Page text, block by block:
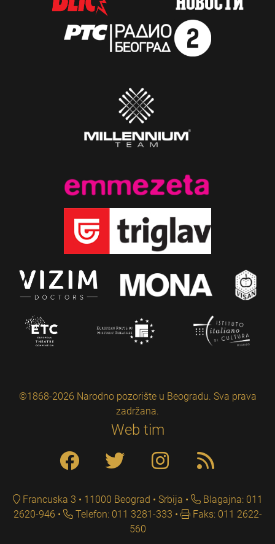
©1868-2026 Narodno pozorište u Beogradu. Sva prava
zadržana.
Web tim
Francuska 3 • 11000 Beograd • Srbija
Blagajna: 011
2620-946
Telefon: 011 3281-333
Faks: 011 2622-
560